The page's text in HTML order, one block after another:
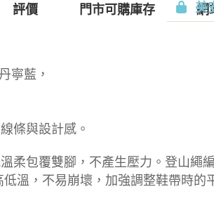
美
評價 門市可購庫存 網
寧藍，
條與設計感。
柔包覆雙腳，不產生壓力。登山繩
溫，不易崩壞，加強調整鞋帶時的